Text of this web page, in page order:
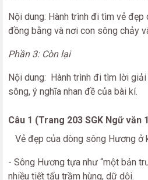
Nội dung: Hành trình đi tìm vẻ
đồng bằng và nơi con sông chảy
Phần 3: Còn lại
Nội dung: Hành trình đi tìm lời
sông, ý nghĩa nhan đề của bài kí.
Câu 1 (Trang 203 SGK Ngữ văn
Vẻ đẹp của dòng sông Hương ở
- Sông Hương tựa như “một bản
nhiều tiết tấu trầm hùng, dữ dội.